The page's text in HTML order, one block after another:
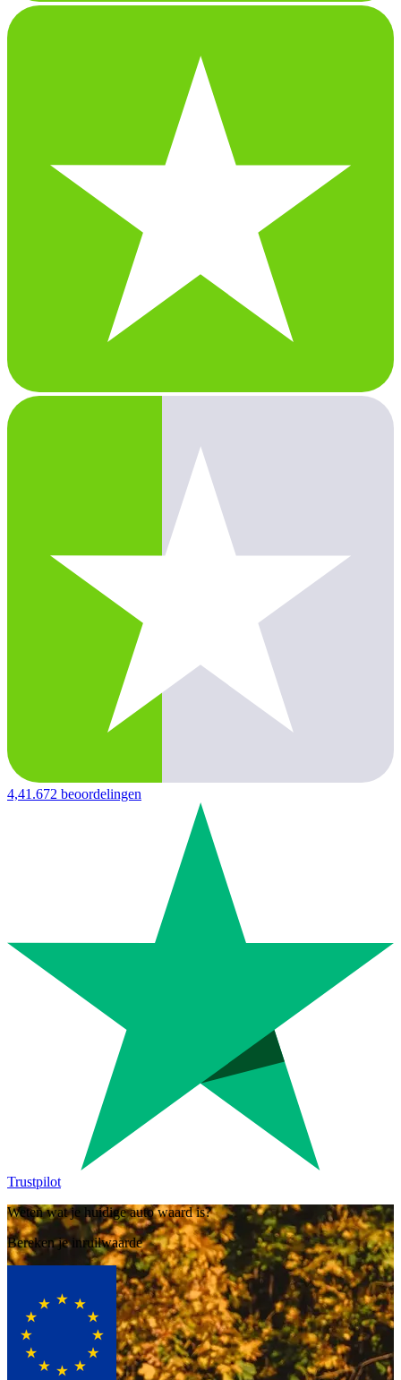
4,41.672 beoordelingen
Trustpilot
Weten wat je huidige auto waard is?
Bereken je inruilwaarde